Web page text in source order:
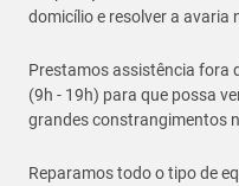
domicílio e resolver a avaria
Prestamos assistência fora
(9h - 19h) para que possa
grandes constrangimentos
Reparamos todo o tipo de